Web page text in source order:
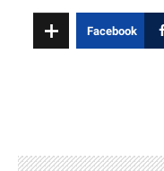
Facebook